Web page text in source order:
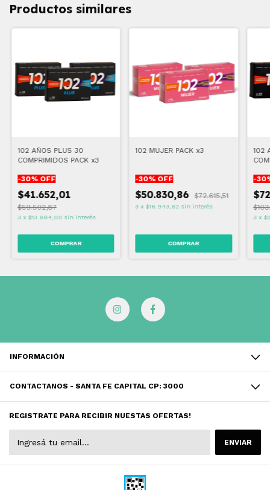
Productos similares
102 AÑOS PLUS 30
COMPRIMIDOS PACK x3
-30% OFF
$41.652,01
$59.502,87
3 x $13.884,00 sin interés
102 MUJER PACK x3
-30% OFF
$50.830,86 $72.615,51
3 x $16.943,62 sin interés
102
-30
3 x
INFORMACIÓN
CONTACTANOS - SANTA FE CAPITAL CP: 3000
REGISTRATE PARA RECIBIR NUESTAS OFERTAS!